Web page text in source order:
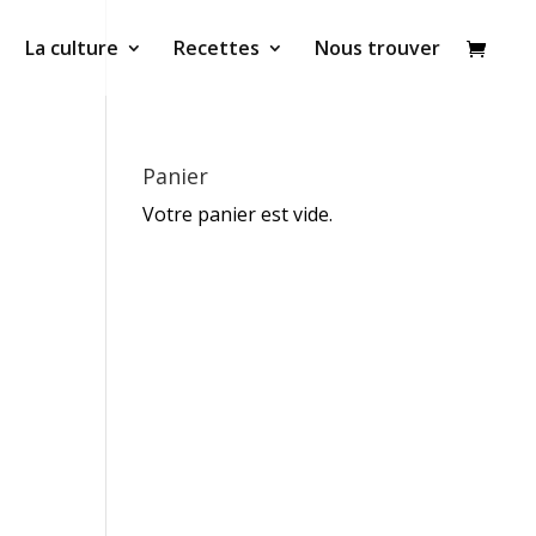
La culture Recettes Nous trouver
Panier
Votre panier est vide.